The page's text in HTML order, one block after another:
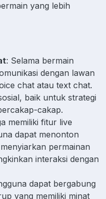
yang lebih
: Selama bermain
dengan lawan
chat atau text chat.
baik untuk strategi
cakap.
memiliki fitur live
dapat menonton
permainan
interaksi dengan
dapat bergabung
yang memiliki minat